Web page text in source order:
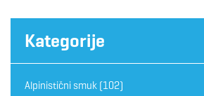
Kategorije
Alpinistični smuk (102)